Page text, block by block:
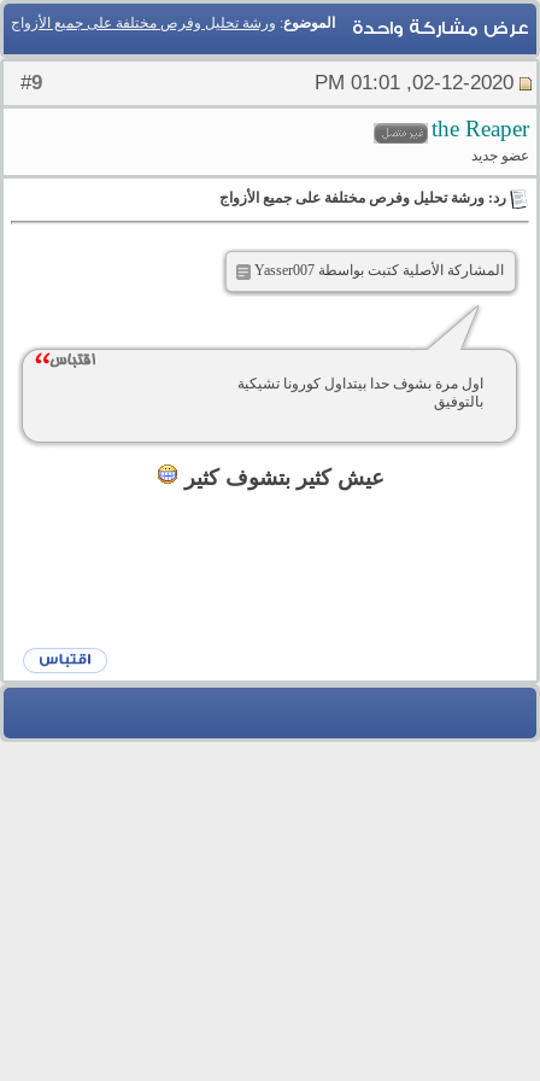
الموضوع: ورشة تحليل وفرص مختلفة على جميع الأزواج عرض مشاركة واحدة
9
the Reaper
عضو جديد
رد: ورشة تحليل وفرص مختلفة على جميع الأزواج
المشاركة الأصلية كتبت بواسطة Yasser007
اول مرة بشوف حدا بيتداول كورونا تشيكية
بالتوفيق
عيش كثير بتشوف كثير